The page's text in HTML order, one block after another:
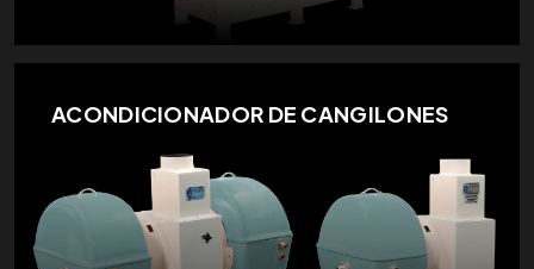
ACONDICIONADOR DE CANGILONES